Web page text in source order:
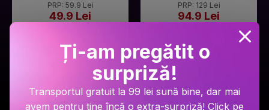
PRP: 59.9 Lei
49.9 Lei
PRP: 129 Lei
94.9 Lei
Ți-am pregătit o
surpriză!
Transportul gratuit la 99 lei sună bine, dar mai
avem pentru tine încă o extra-surpriză! Click pe